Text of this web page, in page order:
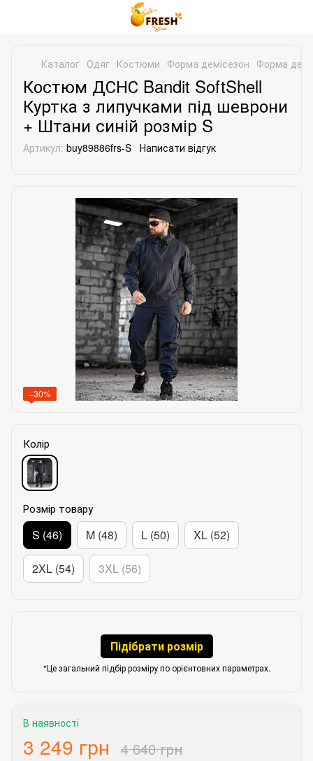
Каталог Одяг Костюми Форма демісезон Форма
Костюм ДСНС Bandit SoftShell
Куртка з липучками під шеврони
+ Штани синій розмір S
Артикул: buy89886frs-S Написати відгук
−30%
Колір
Розмір товару
S (46) M (48) L (50) XL (52)
2XL (54) 3XL (56)
Підібрати розмір
*Це загальний підбір розміру по орієнтовних параметрах.
В наявності
3 249 грн 4 640 грн